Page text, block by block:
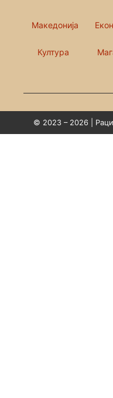
Македонија
Култура
© 2023 – 2026 |